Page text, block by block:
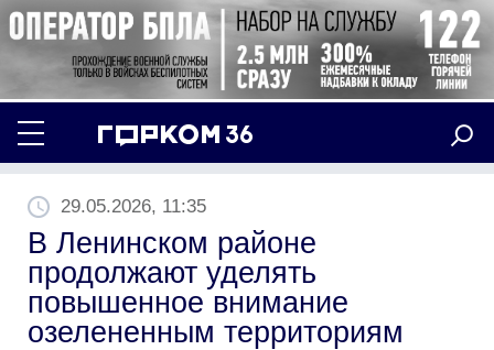
29.05.2026, 11:35
В Ленинском районе
продолжают уделять
повышенное внимание
озелененным территориям